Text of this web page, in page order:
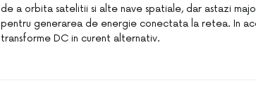
de a orbita satelitii si alte nave spatiale, dar astazi
pentru generarea de energie conectata la retea. In
transforme DC in curent alternativ.